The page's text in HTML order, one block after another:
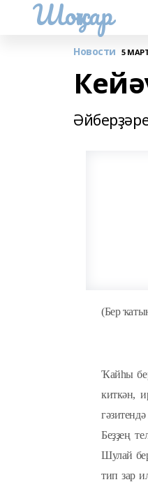
Шоңҡар
Новости 5
(Бер
Ҡайһы
киткән,
гәзитендә
Беҙҙең
Шулай
тип зар